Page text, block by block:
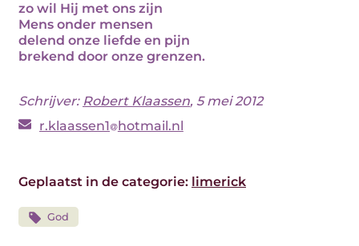
zo wil Hij met ons zijn
Mens onder mensen
delend onze liefde en pijn
brekend door onze grenzen.
Schrijver: Robert Klaassen, 5 mei 2012
r.klaassen1 hotmail.nl
Geplaatst in de categorie: limerick
God